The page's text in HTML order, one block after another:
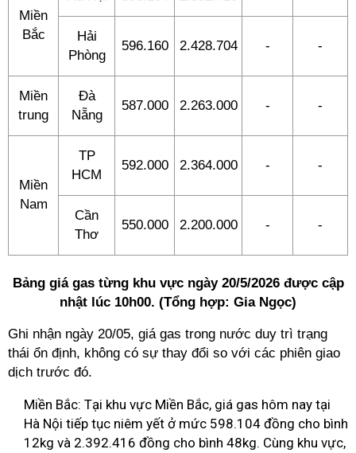
Miền
Bắc
Hải
Phòng
596.160 2.428.704 - -
Miền
trung
Đà
Nẵng
587.000 2.263.000 - -
Miền
Nam
TP
HCM
592.000 2.364.000 - -
Cần
Thơ
550.000 2.200.000 - -
Bảng giá gas từng khu vực ngày 20/5/2026 được cập
nhật lúc 10h00. (Tổng hợp: Gia Ngọc)
Ghi nhận ngày 20/05, giá gas trong nước duy trì trạng
thái ổn định, không có sự thay đổi so với các phiên giao
dịch trước đó.
Miền Bắc: Tại khu vực Miền Bắc, giá gas hôm nay tại
Hà Nội tiếp tục niêm yết ở mức 598.104 đồng cho bình
12kg và 2.392.416 đồng cho bình 48kg. Cùng khu vực,